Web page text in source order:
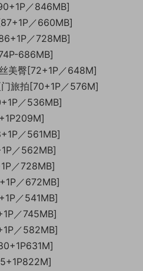
／846MB]
／660MB]
／728MB]
686MB]
美臀[72+1P／648M]
旅拍[70+1P／576M]
／536MB]
／561MB]
／562MB]
／728MB]
／672MB]
／541MB]
／745MB]
／582MB]